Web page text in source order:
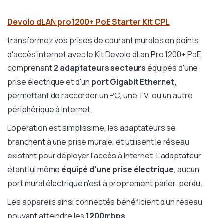
Devolo dLAN pro1200+ PoE Starter Kit CPL
transformez vos prises de courant murales en points
d'accès internet avec le Kit Devolo dLan Pro 1200+ PoE,
comprenant2 adaptateurs secteurséquipés d'une
prise électrique et d'un port Gigabit Ethernet,
permettant de raccorder un PC, une TV, ou un autre
périphérique à Internet.
L'opération est simplissime, les adaptateurs se
branchent à une prise murale, et utilisent le réseau
existant pour déployer l'accès à Internet. L'adaptateur
étant lui même équipé d'une prise électrique, aucun
port mural électrique n'est à proprement parler, perdu.
Les appareils ainsi connectés bénéficient d'un réseau
pouvant atteindre les 1200mbps.